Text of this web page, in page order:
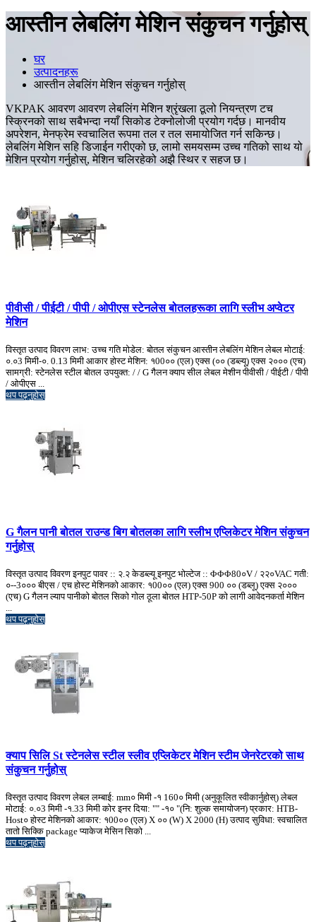
आस्तीन लेबलिंग मेशिन संकुचन गर्नुहोस्
घर
उत्पादनहरू
आस्तीन लेबलिंग मेशिन संकुचन गर्नुहोस्
VKPAK आवरण आवरण लेबलिंग मेशिन श्रृंखला ठूलो नियन्त्रण टच
स्क्रिनको साथ सबैभन्दा नयाँ सिकोड टेक्नोलोजी प्रयोग गर्दछ। मानवीय
अपरेशन, मेनफ्रेम स्वचालित रूपमा तल र तल समायोजित गर्न सकिन्छ।
लेबलिंग मेशिन सहि डिजाईन गरीएको छ, लामो समयसम्म उच्च गतिको साथ यो
मेशिन प्रयोग गर्नुहोस्, मेशिन चलिरहेको अझै स्थिर र सहज छ।
पीवीसी / पीईटी / पीपी / ओपीएस स्टेनलेस बोतलहरूका लागि स्लीभ अप्वेटर
मेशिन
विस्तृत उत्पाद विवरण लाभ: उच्च गति मोडेल: बोतल संकुचन आस्तीन लेबलिंग मेशिन लेबल मोटाई:
०.०3 मिमी-०. 0.13 मिमी आकार होस्ट मेशिन: १00०० (एल) एक्स (०० (डब्ल्यू) एक्स २००० (एच)
सामग्री: स्टेनलेस स्टील बोतल उपयुक्त: / / G गैलन क्याप सील लेबल मेशीन पीवीसी / पीईटी / पीपी
/ ओपीएस ...
थप पढ्नुहोस्
G गैलन पानी बोतल राउन्ड बिग बोतलका लागि स्लीभ एप्लिकेटर मेशिन संकुचन
गर्नुहोस्
विस्तृत उत्पाद विवरण इनपुट पावर :: २.२ केडब्ल्यू इनपुट भोल्टेज :: ΦΦΦ80०V / २२०VAC गती:
०--3००० बीएस / एच होस्ट मेशिनको आकार: १00०० (एल) एक्स 900 ०० (डब्लू) एक्स २०००
(एच) G गैलन ल्याप पानीको बोतल सिको गोल ठूला बोतल HTP-50P को लागी आवेदनकर्ता मेशिन
थप पढ्नुहोस्
क्याप सिलि St स्टेनलेस स्टील स्लीव एप्लिकेटर मेशिन स्टीम जेनरेटरको साथ
संकुचन गर्नुहोस्
विस्तृत उत्पाद विवरण लेबल लम्बाई: mm० मिमी -१ 160० मिमी (अनुकूलित स्वीकार्नुहोस्) लेबल
मोटाई: ०.०3 मिमी -१.33 मिमी कोर इनर दिया: "" -१० "(नि: शुल्क समायोजन) प्रकार: HTB-
Host० होस्ट मेशिनको आकार: १00०० (एल) X ०० (W) X 2000 (H) उत्पाद सुविधा: स्वचालित
तातो सिक्कि package प्याकेज मेसिन सिको ...
थप पढ्नुहोस्